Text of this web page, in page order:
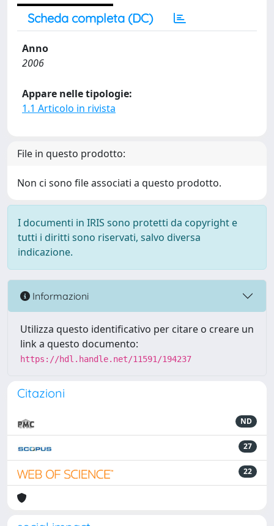
Scheda completa (DC)
Anno
2006
Appare nelle tipologie:
1.1 Articolo in rivista
File in questo prodotto:
Non ci sono file associati a questo prodotto.
I documenti in IRIS sono protetti da copyright e
tutti i diritti sono riservati, salvo diversa
indicazione.
Informazioni
Utilizza questo identificativo per citare o creare un
link a questo documento:
https://hdl.handle.net/11591/194237
Citazioni
ND
27
22